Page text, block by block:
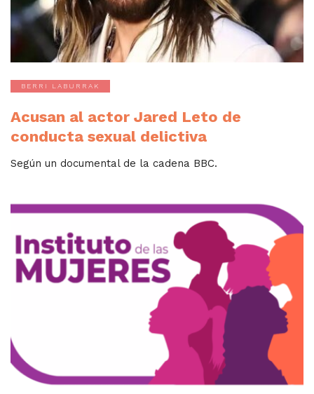
BERRI LABURRAK
Acusan al actor Jared Leto de
conducta sexual delictiva
Según un documental de la cadena BBC.